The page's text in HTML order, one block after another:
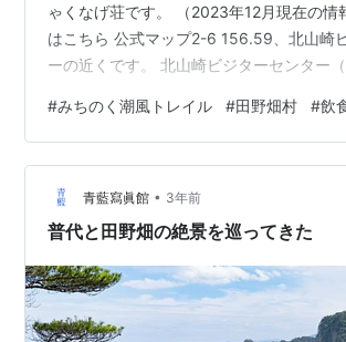
ゃくなげ荘です。 （2023年12月現在の情
はこちら 公式マップ2-6 156.59、北山崎
ーの近くです。 北山崎ビジターセンター
崎レストハウスがあります。その隣です。
っているのが北山崎レストハウス。 こち
しており、食堂は建物入って右にありま
ーは磯ラーメンと磯釜めしの2品のみ。 昭
当時から提供され続けている名物の磯釜め
#みちのく潮風トレイル #田野畑村 #飲
青藍寫眞館 • 3年前
普代と田野畑の絶景を巡ってきた